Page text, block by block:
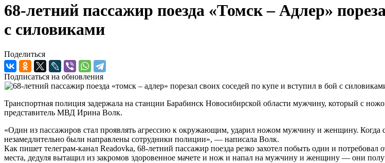
68-летний пассажир поезда «Томск – Адлер»
с силовиками
Поделиться
Подписаться на обновления
Транспортная полиция задержала на станции Барабинск Новосибирской области мужчину, который с
представитель МВД Ирина Волк.
«Один из пассажиров стал проявлять агрессию к окружающим, ударил ножом мужчину и женщину. Когда
незамедлительно были направлены сотрудники полиции», — написала Волк.
Как пишет телеграм-канал Readovka, 68-летний пассажир поезда резко захотел побыть один и
места, дедуля вытащил из закромов здоровенное мачете и нож и напал на мужчину и женщину — они